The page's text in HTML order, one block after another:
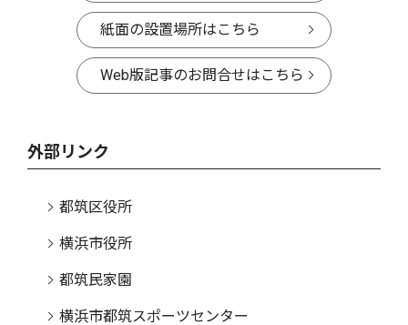
紙面の設置場所はこちら
Web版記事のお問合せはこちら
外部リンク
都筑区役所
横浜市役所
都筑民家園
横浜市都筑スポーツセンター